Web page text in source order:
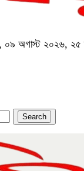
০৯ অগাস্ট ২০২৬, ২৫